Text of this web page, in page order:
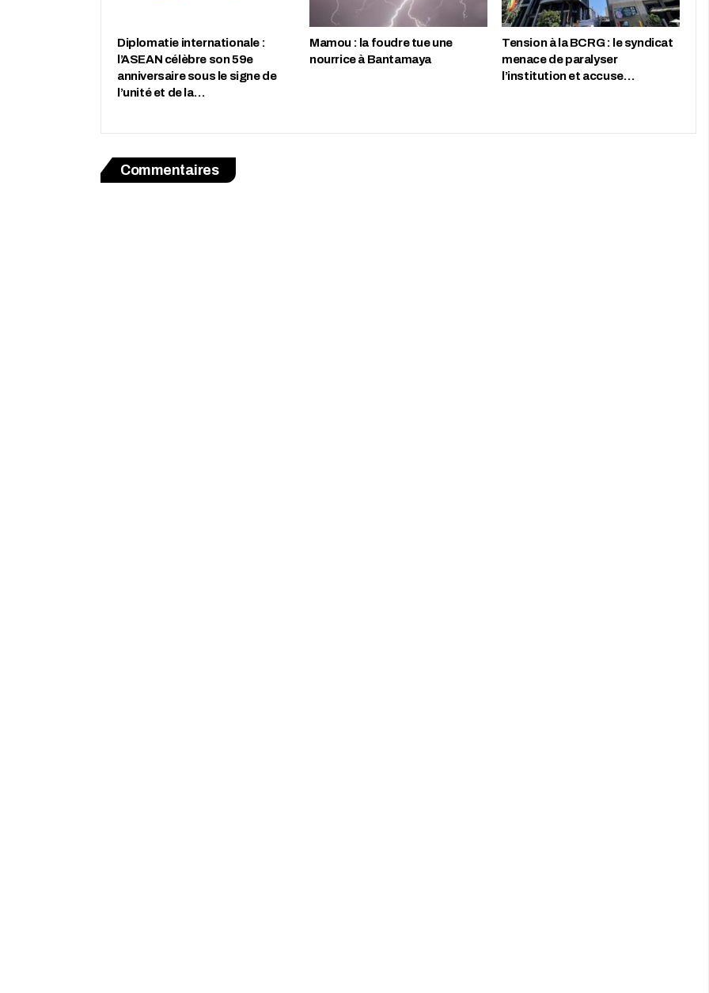
Diplomatie internationale :
l’ASEAN célèbre son 59e
anniversaire sous le signe de
l’unité et de la…
Mamou : la foudre tue une
nourrice à Bantamaya
Tension à la BCRG : le syndicat
menace de paralyser
l’institution et accuse…
Commentaires